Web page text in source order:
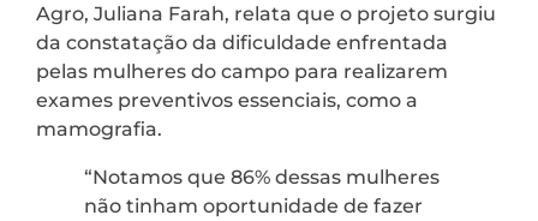
Agro, Juliana Farah, relata que o projeto surgiu
da constatação da dificuldade enfrentada
pelas mulheres do campo para realizarem
exames preventivos essenciais, como a
mamografia.
“Notamos que 86% dessas mulheres
não tinham oportunidade de fazer